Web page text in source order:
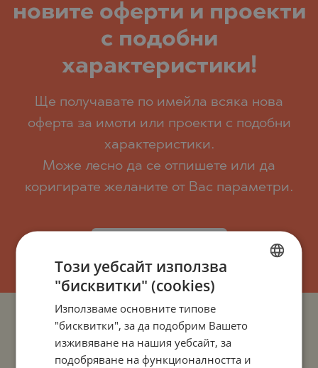
новите оферти и проекти
с подобни
характеристики!
Ще получавате по имейла всяка нова
оферта за имоти или проекти с подобни
характеристики.
Може лесно да се отпишете или да
коригирате желаните от Вас параметри.
ПРОЕКТИ И ИМОТИ ПО ДЪРЖАВИ
ПРОЕКТИ И ИМОТИ ПО НАСЕЛЕНИ МЕСТА GERMAN
Този уебсайт използва
"бисквитки" (cookies)
Използваме основните типове
"бисквитки", за да подобрим Вашето
изживяване на нашия уебсайт, за
подобряване на функционалността и